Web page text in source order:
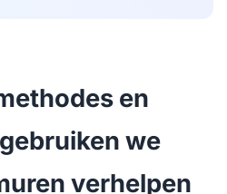
en
we
verhelpen